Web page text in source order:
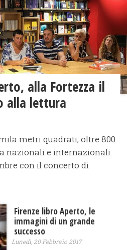
alla Fortezza il
alla lettura
metri quadrati, oltre 800
nazionali e internazionali.
con il concerto di
Firenze libro Aperto, le
immagini di un grande
successo
Lunedì, 20 Febbraio 2017